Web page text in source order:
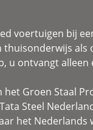
voertuigen bij
thuisonderwijs
u ontvangt alleen
het Groen Staal
Steel
het Nederlands